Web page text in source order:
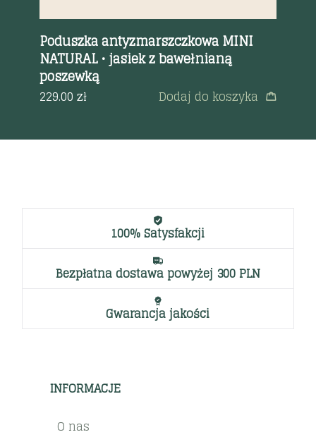
Poduszka antyzmarszczkowa MINI
NATURAL • jasiek z bawełnianą
poszewką
229.00zł Dodaj do koszyka
100% Satysfakcji
Bezpłatna dostawa powyżej 300 PLN
Gwarancja jakości
INFORMACJE
O nas